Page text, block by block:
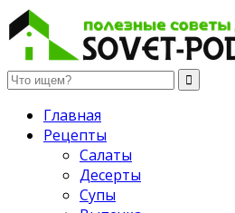
Полезные советы домохозяйкам
Главная
Рецепты
Салаты
Десерты
Супы